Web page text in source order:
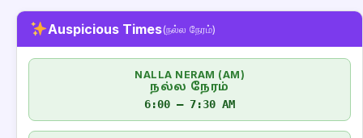
Auspicious Times(நல்ல நேரம்)
NALLA NERAM (AM)
நல்ல நேரம்
6:00 – 7:30 AM